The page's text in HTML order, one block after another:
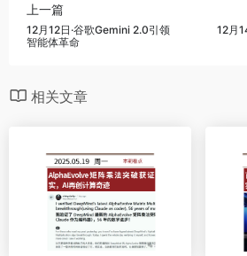
上一篇
12月12日·谷歌Gemini 2.0引领
智能体革命
12月
相关文章